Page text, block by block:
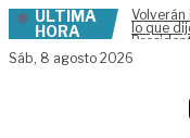
Skip to content
ÚLTIMA
HORA
Volverán
lo que
Sáb, 8 agosto 2026